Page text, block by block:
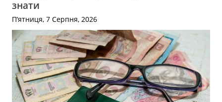
знати
П’ятниця, 7 Серпня, 2026